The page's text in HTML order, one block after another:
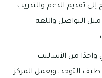
تقديم الدعم والتدريب
التواصل واللغة
واحدًا من الأساليب
التوحد، ويعمل المركز